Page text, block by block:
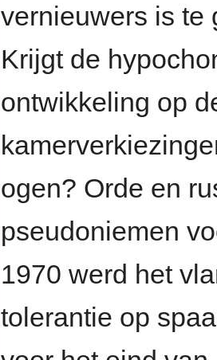
vernieuwers is te
Krijgt de
ontwikkeling op
ogen? Orde en
pseudoniemen
1970 werd het
tolerantie op